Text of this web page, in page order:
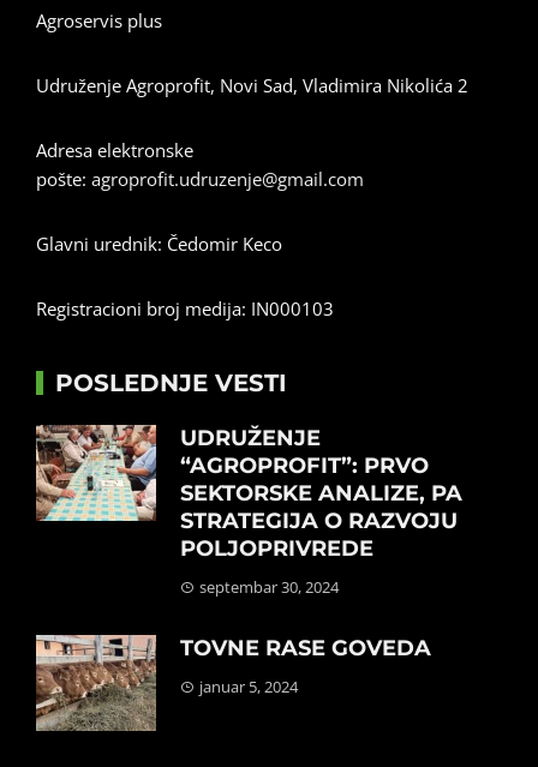
Agroservis plus
Udruženje Agroprofit, Novi Sad, Vladimira Nikolića 2
Adresa elektronske
pošte: agroprofit.udruzenje@gmail.com
Glavni urednik: Čedomir Keco
Registracioni broj medija: IN000103
POSLEDNJE VESTI
UDRUŽENJE
“AGROPROFIT”: PRVO
SEKTORSKE ANALIZE, PA
STRATEGIJA O RAZVOJU
POLJOPRIVREDE
septembar 30, 2024
TOVNE RASE GOVEDA
januar 5, 2024